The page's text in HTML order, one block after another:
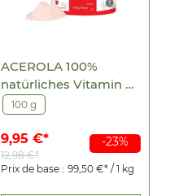
-23%
ACEROLA 100%
natürliches Vitamin C
Pulver
100 g
9,95 €*
12,98 €*
Prix de base : 99,50 €* / 1 kg